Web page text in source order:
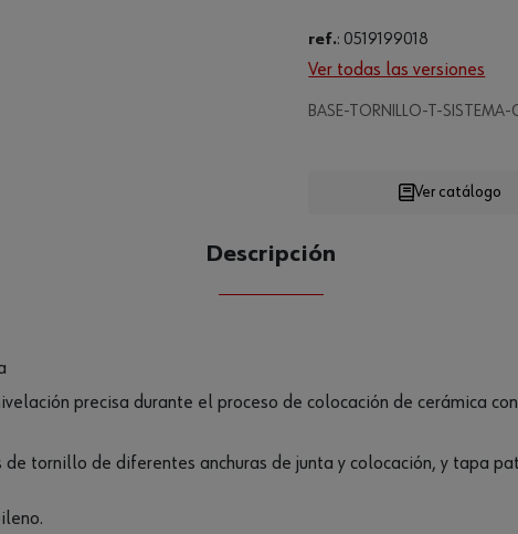
ref.: 0519199018
Ver todas las versiones
BASE-TORNILLO-T-SISTEMA-
CANTIDAD
Ver catálogo
Descripción
precisa durante el proceso de colocación de cerámica
de tornillo de diferentes anchuras de junta y colocación, y tapa